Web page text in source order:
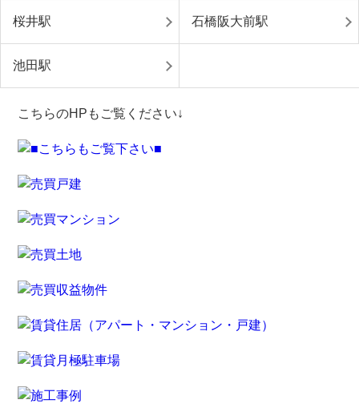
桜井駅 石橋阪大前駅
池田駅
こちらのHPもご覧ください↓